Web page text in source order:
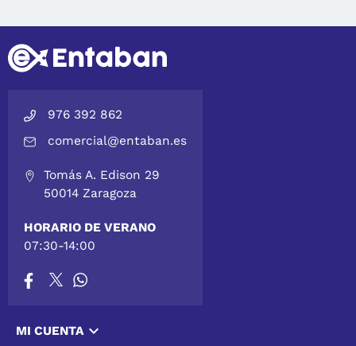
976 392 862
comercial@entaban.es
Tomás A. Edison 29
50014 Zaragoza
HORARIO DE VERANO
07:30-14:00
MI CUENTA 